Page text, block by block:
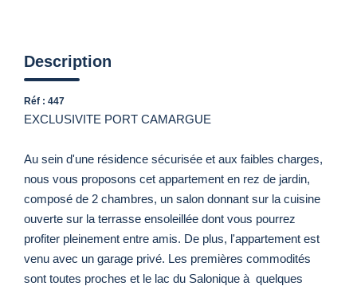
Description
Réf : 447
EXCLUSIVITE PORT CAMARGUE
Au sein d'une résidence sécurisée et aux faibles charges,
nous vous proposons cet appartement en rez de jardin,
composé de 2 chambres, un salon donnant sur la cuisine
ouverte sur la terrasse ensoleillée dont vous pourrez
profiter pleinement entre amis. De plus, l'appartement est
venu avec un garage privé. Les premières commodités
sont toutes proches et le lac du Salonique à quelques